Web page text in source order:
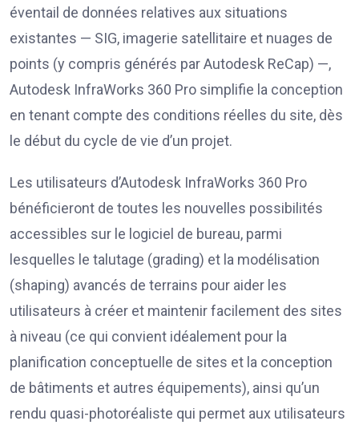
éventail de données relatives aux situations
existantes — SIG, imagerie satellitaire et nuages de
points (y compris générés par Autodesk ReCap) —,
Autodesk InfraWorks 360 Pro simplifie la conception
en tenant compte des conditions réelles du site, dès
le début du cycle de vie d’un projet.
Les utilisateurs d’Autodesk InfraWorks 360 Pro
bénéficieront de toutes les nouvelles possibilités
accessibles sur le logiciel de bureau, parmi
lesquelles le talutage (grading) et la modélisation
(shaping) avancés de terrains pour aider les
utilisateurs à créer et maintenir facilement des sites
à niveau (ce qui convient idéalement pour la
planification conceptuelle de sites et la conception
de bâtiments et autres équipements), ainsi qu’un
rendu quasi-photoréaliste qui permet aux utilisateurs